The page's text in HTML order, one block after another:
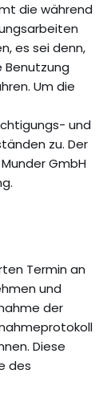
die während
es sei denn,
Benutzung
Um die
und
zu. Der
GmbH
Termin an
und
der
Diese
des